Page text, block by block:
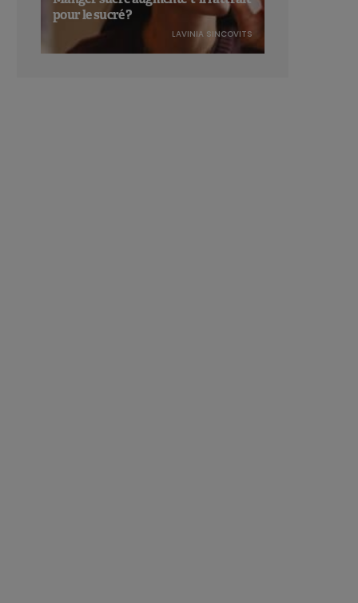
pour le sucré ?
LAVINIA SINCOVITS